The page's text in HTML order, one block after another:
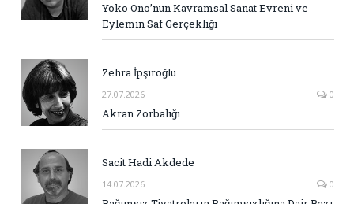
Yoko Ono’nun Kavramsal Sanat Evreni ve
Eylemin Saf Gerçekliği
Zehra İpşiroğlu
27.07.2026 0
Akran Zorbalığı
Sacit Hadi Akdede
14.07.2026 0